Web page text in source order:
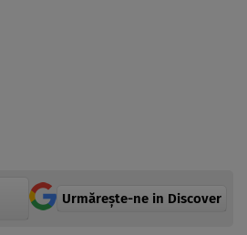
Urmărește-ne in Discover